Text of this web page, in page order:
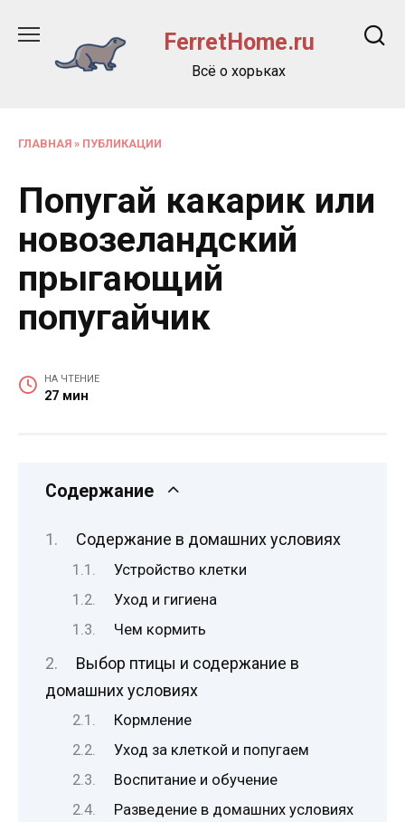
содержанию
FerretHome.ru
Всё о хорьках
ГЛАВНАЯ » ПУБЛИКАЦИИ
Попугай какарик или
новозеландский
прыгающий
попугайчик
НА ЧТЕНИЕ
27 мин
Содержание
Содержание в домашних условиях
Устройство клетки
Уход и гигиена
Чем кормить
Выбор птицы и содержание в
домашних условиях
Кормление
Уход за клеткой и попугаем
Воспитание и обучение
Разведение в домашних условиях